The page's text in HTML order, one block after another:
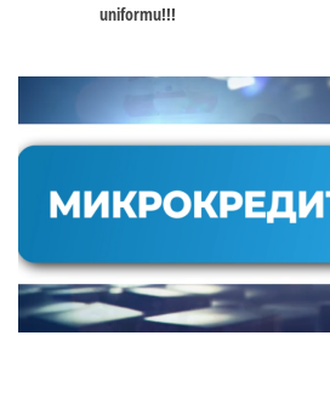
uniformu!!!